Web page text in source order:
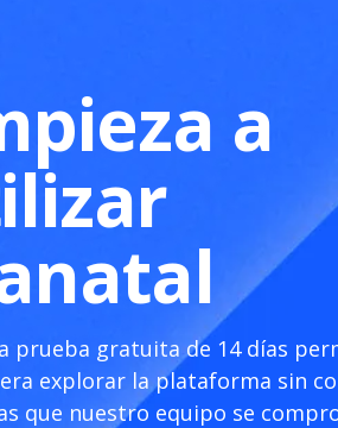
a
prueba gratuita de 14 días
explorar la plataforma sin
que nuestro equipo se